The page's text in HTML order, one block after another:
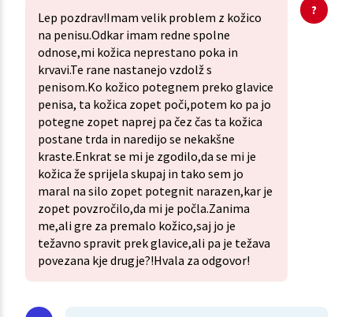
Lep pozdrav!Imam velik problem z kožico
na penisu.Odkar imam redne spolne
odnose,mi kožica neprestano poka in
krvavi.Te rane nastanejo vzdolž s
penisom.Ko kožico potegnem preko glavice
penisa, ta kožica zopet poči,potem ko pa jo
potegne zopet naprej pa čez čas ta kožica
postane trda in naredijo se nekakšne
kraste.Enkrat se mi je zgodilo,da se mi je
kožica že sprijela skupaj in tako sem jo
maral na silo zopet potegnit narazen,kar je
zopet povzročilo,da mi je počla.Zanima
me,ali gre za premalo kožico,saj jo je
težavno spravit prek glavice,ali pa je težava
povezana kje drugje?!Hvala za odgovor!